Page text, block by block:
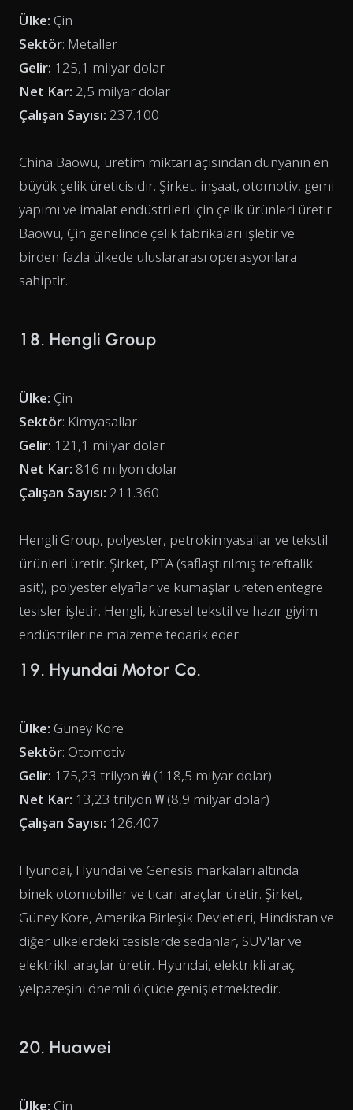
Ülke: Çin
Sektör: Metaller
Gelir: 125,1 milyar dolar
Net Kar: 2,5 milyar dolar
Çalışan Sayısı: 237.100
China Baowu, üretim miktarı açısından dünyanın en
büyük çelik üreticisidir. Şirket, inşaat, otomotiv, gemi
yapımı ve imalat endüstrileri için çelik ürünleri üretir.
Baowu, Çin genelinde çelik fabrikaları işletir ve
birden fazla ülkede uluslararası operasyonlara
sahiptir.
18. Hengli Group
Ülke: Çin
Sektör: Kimyasallar
Gelir: 121,1 milyar dolar
Net Kar: 816 milyon dolar
Çalışan Sayısı: 211.360
Hengli Group, polyester, petrokimyasallar ve tekstil
ürünleri üretir. Şirket, PTA (saflaştırılmış tereftalik
asit), polyester elyaflar ve kumaşlar üreten entegre
tesisler işletir. Hengli, küresel tekstil ve hazır giyim
endüstrilerine malzeme tedarik eder.
19. Hyundai Motor Co.
Ülke: Güney Kore
Sektör: Otomotiv
Gelir: 175,23 trilyon ₩ (118,5 milyar dolar)
Net Kar: 13,23 trilyon ₩ (8,9 milyar dolar)
Çalışan Sayısı: 126.407
Hyundai, Hyundai ve Genesis markaları altında
binek otomobiller ve ticari araçlar üretir. Şirket,
Güney Kore, Amerika Birleşik Devletleri, Hindistan ve
diğer ülkelerdeki tesislerde sedanlar, SUV'lar ve
elektrikli araçlar üretir. Hyundai, elektrikli araç
yelpazeşini önemli ölçüde genişletmektedir.
20. Huawei
Ülke: Çin